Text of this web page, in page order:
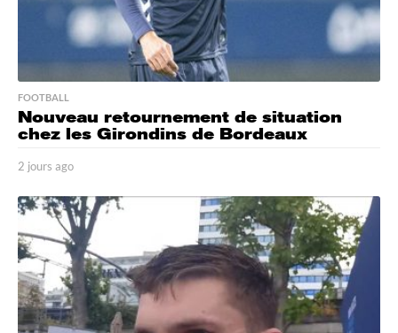
FOOTBALL
Nouveau retournement de situation
chez les Girondins de Bordeaux
2 jours ago
o
u
a
g